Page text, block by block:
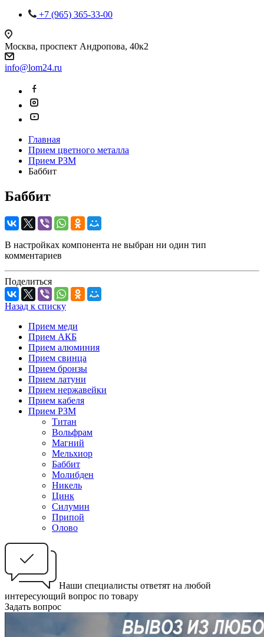
+7 (965) 365-33-00
Москва, проспект Андропова, 40к2
info@lom24.ru
Главная
Прием цветного металла
Прием РЗМ
Баббит
Баббит
В настройках компонента не выбран ни один тип
комментариев
Поделиться
Назад к списку
Прием меди
Прием АКБ
Прием алюминия
Прием свинца
Прием бронзы
Прием латуни
Прием нержавейки
Прием кабеля
Прием РЗМ
Титан
Вольфрам
Магний
Мельхиор
Баббит
Молибден
Никель
Цинк
Силумин
Припой
Олово
Наши специалисты ответят на любой
интересующий вопрос по товару
Задать вопрос